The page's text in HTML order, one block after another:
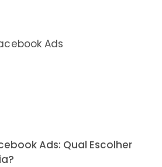
Ads: Qual Escolher